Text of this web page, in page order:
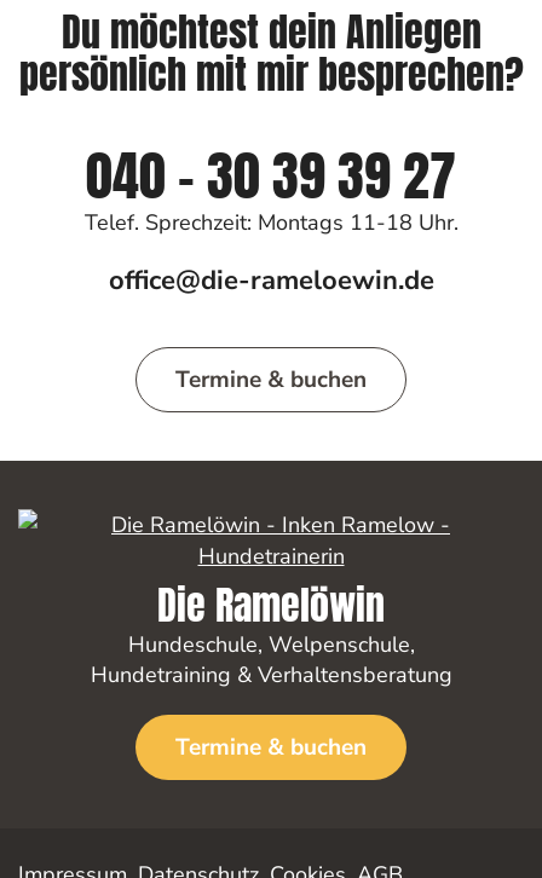
Du möchtest dein Anliegen
persönlich mit mir besprechen?
040 - 30 39 39 27
Telef. Sprechzeit: Montags 11-18 Uhr.
office@die-rameloewin.de
Termine & buchen
Die Ramelöwin
Hundeschule, Welpenschule,
Hundetraining & Verhaltensberatung
Termine & buchen